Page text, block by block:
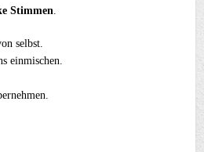
Stimmen
selbst.
einmischen.